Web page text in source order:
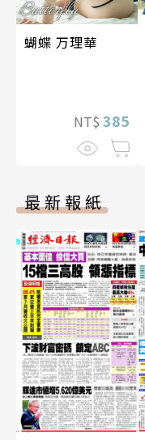
蝴蝶 万理華
NT$ 385
最新報紙